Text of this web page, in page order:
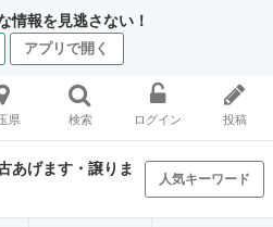
情報を見逃さない！
アプリで開く
県 検索 ログイン 投稿
あげます・譲りま
人気キーワード